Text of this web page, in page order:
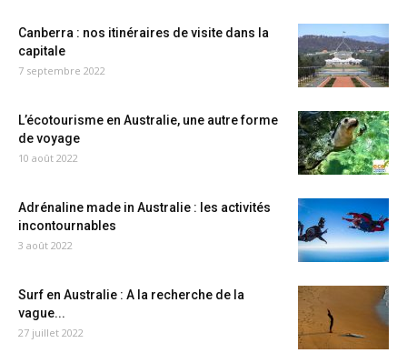
Canberra : nos itinéraires de visite dans la
capitale
7 septembre 2022
L’écotourisme en Australie, une autre forme
de voyage
10 août 2022
Adrénaline made in Australie : les activités
incontournables
3 août 2022
Surf en Australie : A la recherche de la
vague...
27 juillet 2022